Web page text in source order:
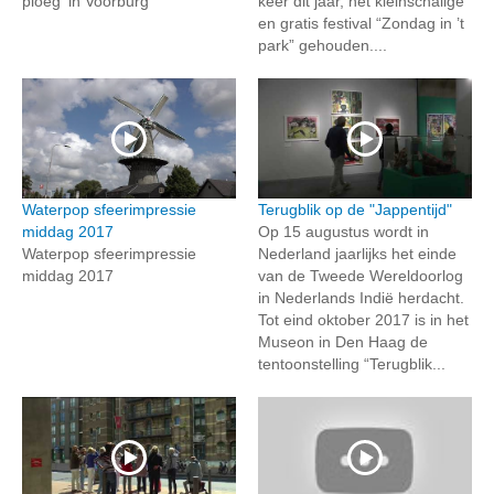
en gratis festival “Zondag in ’t
park” gehouden....
Waterpop sfeerimpressie
middag 2017
Waterpop sfeerimpressie
middag 2017
Terugblik op de "Jappentijd"
Op 15 augustus wordt in
Nederland jaarlijks het einde
van de Tweede Wereldoorlog
in Nederlands Indië herdacht.
Tot eind oktober 2017 is in het
Museon in Den Haag de
tentoonstelling “Terugblik...